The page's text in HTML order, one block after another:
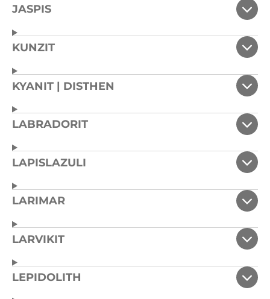
JASPIS
KUNZIT
KYANIT | DISTHEN
LABRADORIT
LAPISLAZULI
LARIMAR
LARVIKIT
LEPIDOLITH